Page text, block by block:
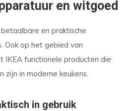
en witgoed
en praktische
Ook op het gebied van
IKEA functionele producten die
zijn in moderne keukens.
in gebruik